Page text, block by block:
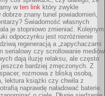
wten link który zwykle
dobrze znany tunel powiadomień,
Świadomość własnych
je stopniowo zmieniać. Kolejnym
odpoczynku jest rozróżnienie
regeneracją a „zapychaczami
serialowy czy scrollowanie mediów
dają iluzję relaksu, ale często
bardziej zmęczonych. Z
rozmowa z bliską osobą,
lektura książki czy chwila z
naprawdę naładować baterie.